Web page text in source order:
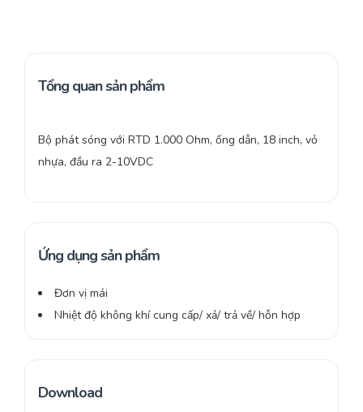
Tổng quan sản phẩm
Bộ phát sóng với RTD 1.000 Ohm, ống dẫn, 18 inch, vỏ
nhựa, đầu ra 2-10VDC
Ứng dụng sản phẩm
Đơn vị mái
Nhiệt độ không khí cung cấp/ xả/ trả về/ hỗn hợp
Download